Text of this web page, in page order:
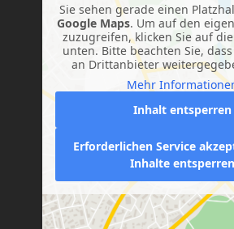
Sie sehen gerade einen
Google Maps. Um auf den
zuzugreifen, klicken Sie auf
unten. Bitte beachten Sie,
an Drittanbieter
Mehr
Inhalt entsperren
Erforderlichen Service
Inhalte entsperren